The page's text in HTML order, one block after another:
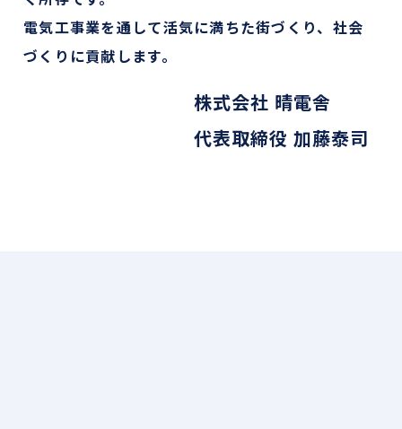
電気工事業を通して活気に満ちた街づくり、社会
づくりに貢献します。
株式会社 晴電舎
代表取締役 加藤泰司